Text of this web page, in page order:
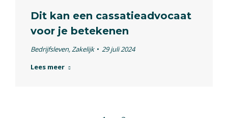
Dit kan een cassatieadvocaat
voor je betekenen
Bedrijfsleven,Zakelijk
29 juli 2024
Lees meer